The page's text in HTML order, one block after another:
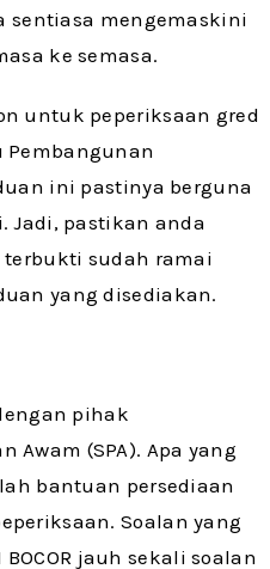
sentiasa mengemaskini
ke semasa.
untuk peperiksaan gred
Pembangunan
ini pastinya berguna
pastikan anda
sudah ramai
yang disediakan.
pihak
Awam (SPA). Apa yang
bantuan persediaan
Soalan yang
jauh sekali soalan